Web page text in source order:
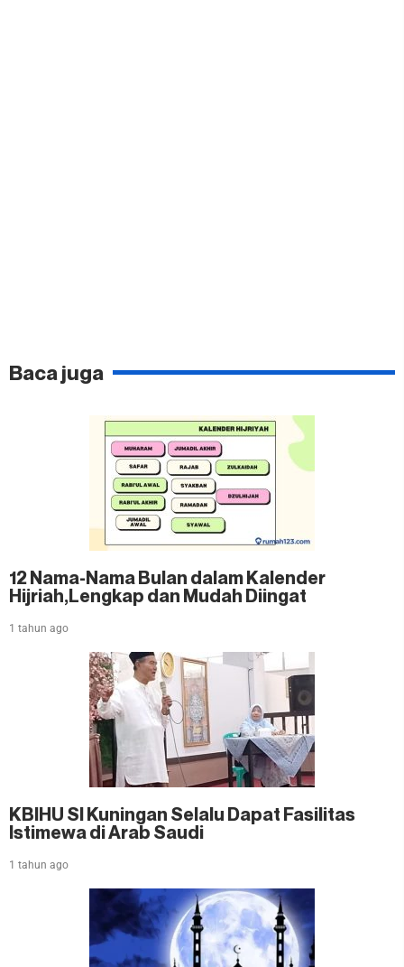
Baca juga
12 Nama-Nama Bulan dalam Kalender
Hijriah,Lengkap dan Mudah Diingat
1 tahun ago
KBIHU SI Kuningan Selalu Dapat Fasilitas
Istimewa di Arab Saudi
1 tahun ago